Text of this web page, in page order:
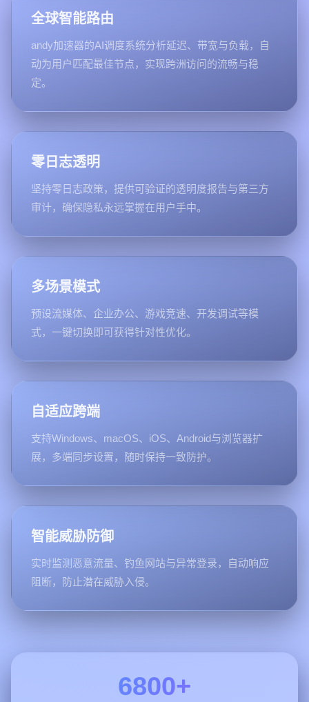
全球智能路由
andy加速器的AI调度系统分析延迟、带宽与负载，自
动为用户匹配最佳节点，实现跨洲访问的流畅与稳
定。
零日志透明
坚持零日志政策，提供可验证的透明度报告与第三方
审计，确保隐私永远掌握在用户手中。
多场景模式
预设流媒体、企业办公、游戏竞速、开发调试等模
式，一键切换即可获得针对性优化。
自适应跨端
支持Windows、macOS、iOS、Android与浏览器扩
展，多端同步设置，随时保持一致防护。
智能威胁防御
实时监测恶意流量、钓鱼网站与异常登录，自动响应
阻断，防止潜在威胁入侵。
6800+